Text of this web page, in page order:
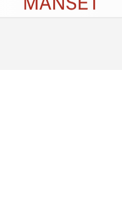
İletişim Çerez Politikası